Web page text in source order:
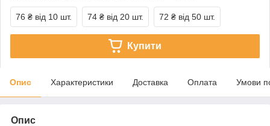
76 ₴ від 10 шт. 74 ₴ від 20 шт. 72 ₴ від 50 шт.
Купити
Опис Характеристики Доставка Оплата Умови
Опис